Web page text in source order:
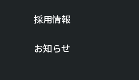
採用情報
お知らせ